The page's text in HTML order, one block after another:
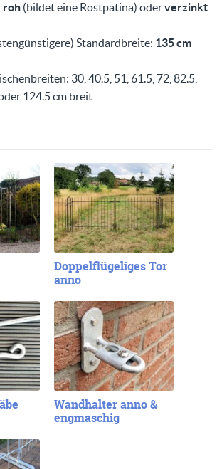
roh (bildet eine Rostpatina) oderverzinkt
Standardbreite: 135 cm
30, 40.5, 51, 61.5, 72, 82.5,
124.5 cm breit
Doppelflügeliges Tor
anno
Wandhalter anno &
engmaschig